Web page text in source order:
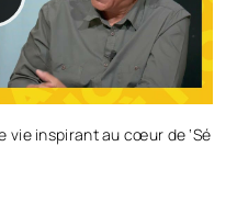
vie inspirant au cœur de ‘Sé